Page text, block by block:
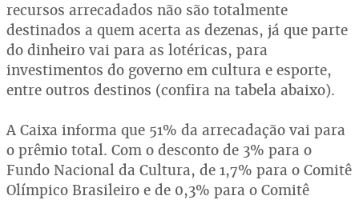
recursos arrecadados não são totalmente
destinados a quem acerta as dezenas, já que parte
do dinheiro vai para as lotéricas, para
investimentos do governo em cultura e esporte,
entre outros destinos (confira na tabela abaixo).
A Caixa informa que 51% da arrecadação vai para
o prêmio total. Com o desconto de 3% para o
Fundo Nacional da Cultura, de 1,7% para o Comitê
Olímpico Brasileiro e de 0,3% para o Comitê